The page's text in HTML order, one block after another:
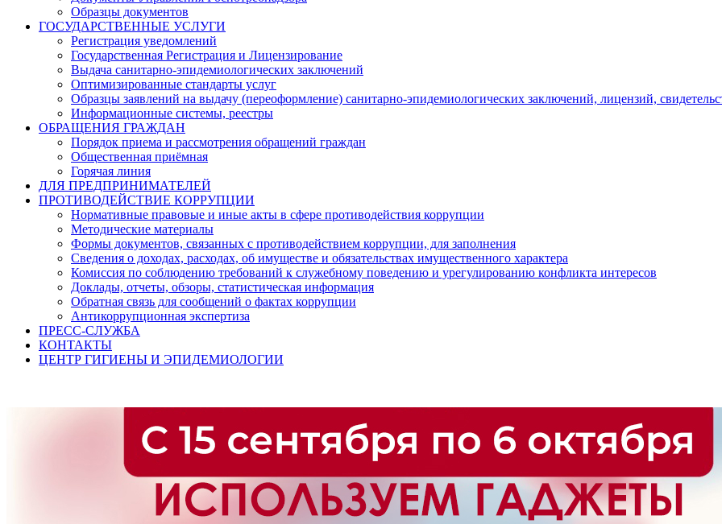
Образцы документов
ГОСУДАРСТВЕННЫЕ УСЛУГИ
Регистрация уведомлений
Государственная Регистрация и Лицензирование
Выдача санитарно-эпидемиологических заключений
Оптимизированные стандарты услуг
Образцы заявлений на выдачу (переоформление) санитарно-эпидемиологических заключений, лицензий,
Информационные системы, реестры
ОБРАЩЕНИЯ ГРАЖДАН
Порядок приема и рассмотрения обращений граждан
Общественная приёмная
Горячая линия
ДЛЯ ПРЕДПРИНИМАТЕЛЕЙ
ПРОТИВОДЕЙСТВИЕ КОРРУПЦИИ
Нормативные правовые и иные акты в сфере противодействия коррупции
Методические материалы
Формы документов, связанных с противодействием коррупции, для заполнения
Сведения о доходах, расходах, об имуществе и обязательствах имущественного характера
Комиссия по соблюдению требований к служебному поведению и урегулированию конфликта интересов
Доклады, отчеты, обзоры, статистическая информация
Обратная связь для сообщений о фактах коррупции
Антикоррупционная экспертиза
ПРЕСС-СЛУЖБА
КОНТАКТЫ
ЦЕНТР ГИГИЕНЫ И ЭПИДЕМИОЛОГИИ